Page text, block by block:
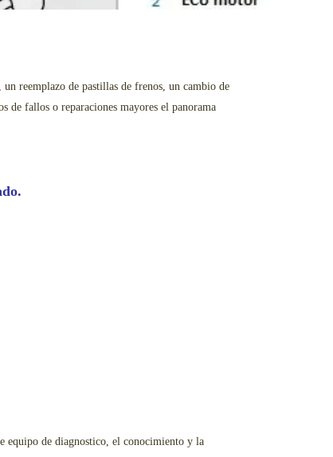
reemplazo de pastillas de frenos, un cambio de
de fallos o reparaciones mayores el panorama
equipo de diagnostico, el conocimiento y la